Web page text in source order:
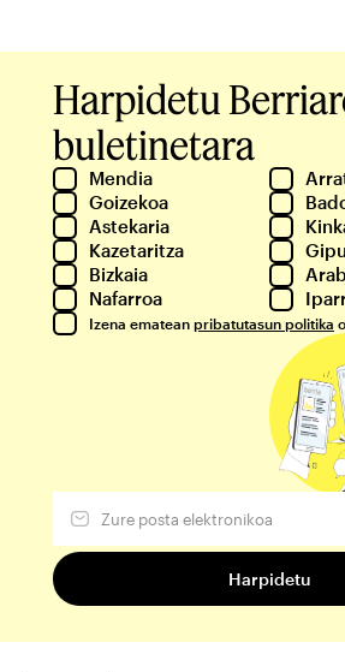
Harpidetu
buletinetara
Mendia
Goizekoa
Astekaria
Kazetaritza
Bizkaia
Nafarroa
Izena ematean pribatutasun politika